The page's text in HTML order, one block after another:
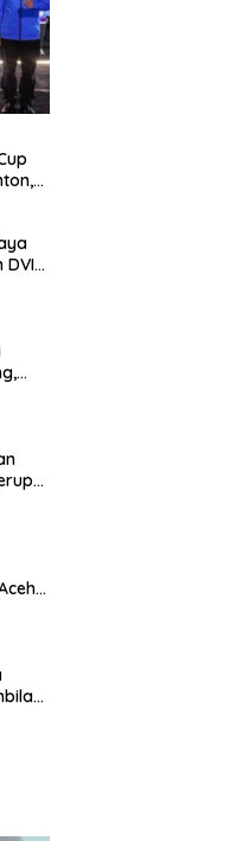
DVI